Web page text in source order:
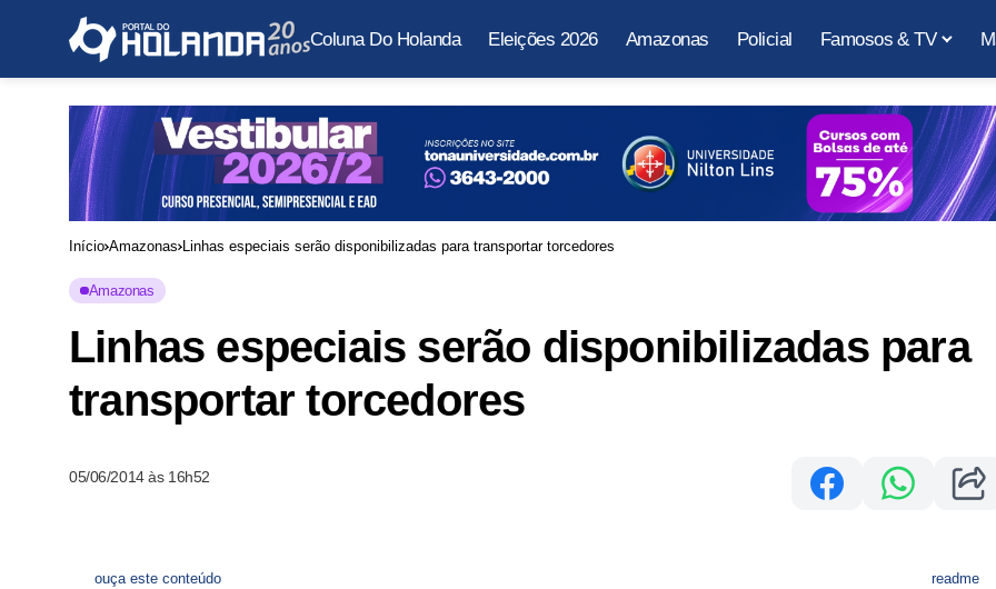
Coluna Do Holanda Eleições 2026 Amazonas Policial Famosos & TV
Início Amazonas Linhas especiais serão disponibilizadas para transportar torcedores
Amazonas
Linhas especiais serão disponibilizadas para
transportar torcedores
05/06/2014 às 16h52
ouça este conteúdo readme